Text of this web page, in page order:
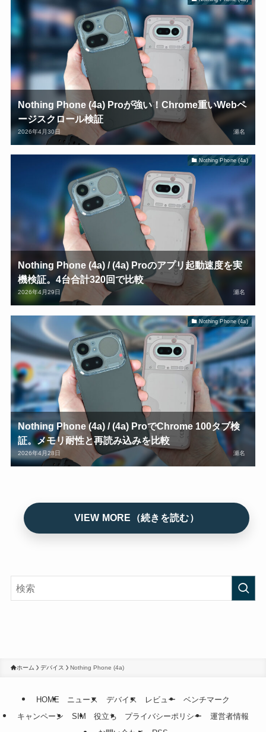
Nothing Phone (4a) Proが強い！Chrome重いWebペ
ージスクロール検証
2026年4月30日 瀬名
Nothing Phone (4a)
Nothing Phone (4a) / (4a) Proのアプリ起動速度を実
機検証。4台合計320回で比較
2026年4月29日 瀬名
Nothing Phone (4a)
Nothing Phone (4a) / (4a) ProでChrome 100タブ検
証。メモリ耐性と再読み込みを比較
2026年4月28日 瀬名
ホーム デバイス Nothing Phone (4a)
HOME ニュース デバイス レビュー
ベンチマーク
キャンペーン
SIM 役立ち プライバシーポリシー
運営者情報